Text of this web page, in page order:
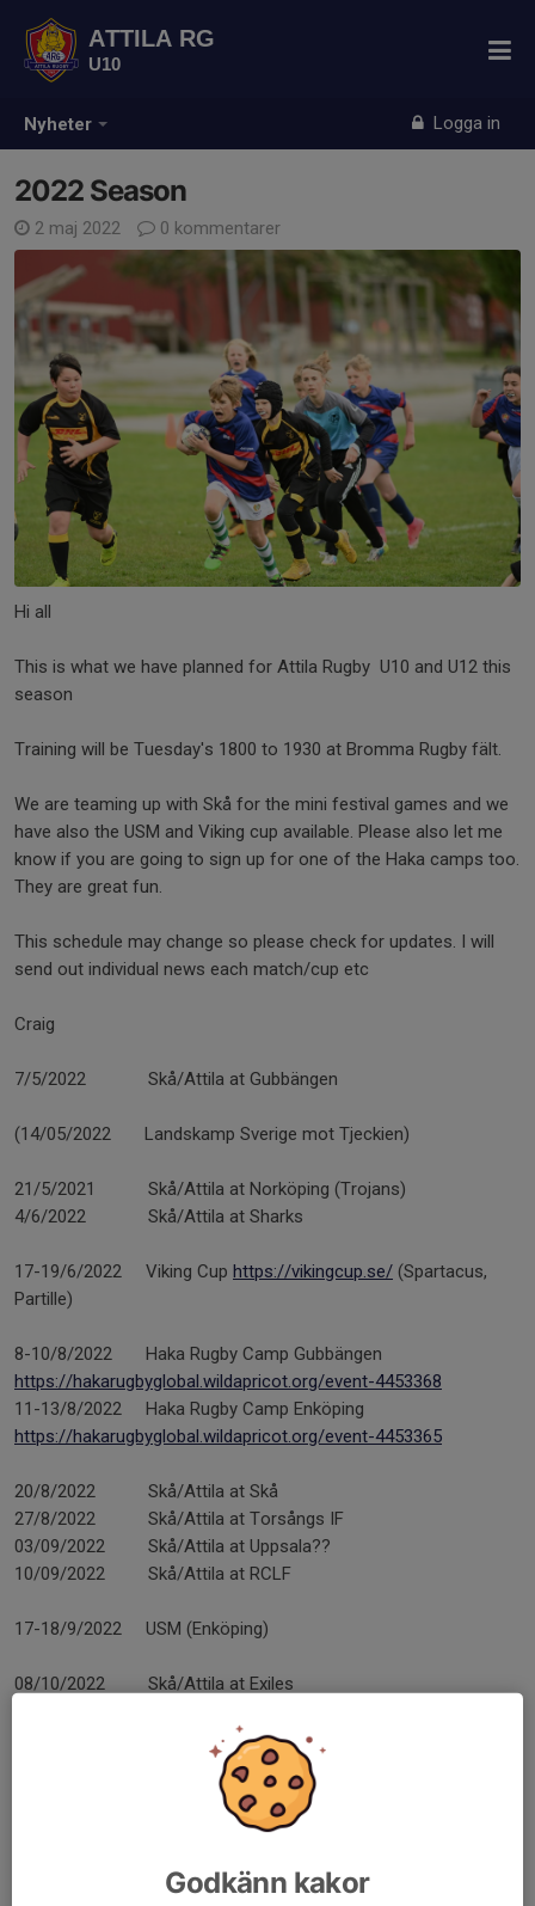
Nyheter Logga in
ATTILA RG
U10
2022 Season
2 maj 2022 0 kommentarer
Hi all
This is what we have planned for Attila Rugby U10 and U12 this
season
Training will be Tuesday's 1800 to 1930 at Bromma Rugby fält.
We are teaming up with Skå for the mini festival games and we
have also the USM and Viking cup available. Please also let me
know if you are going to sign up for one of the Haka camps too.
They are great fun.
This schedule may change so please check for updates. I will
send out individual news each match/cup etc
Craig
7/5/2022 Skå/Attila at Gubbängen
(14/05/2022 Landskamp Sverige mot Tjeckien)
21/5/2021 Skå/Attila at Norköping (Trojans)
4/6/2022 Skå/Attila at Sharks
17-19/6/2022 Viking Cup https://vikingcup.se/ (Spartacus,
Partille)
8-10/8/2022 Haka Rugby Camp Gubbängen
https://hakarugbyglobal.wildapricot.org/event-4453368
11-13/8/2022 Haka Rugby Camp Enköping
https://hakarugbyglobal.wildapricot.org/event-4453365
20/8/2022 Skå/Attila at Skå
27/8/2022 Skå/Attila at Torsångs IF
03/09/2022 Skå/Attila at Uppsala??
10/09/2022 Skå/Attila at RCLF
17-18/9/2022 USM (Enköping)
08/10/2022 Skå/Attila at Exiles
Godkänn kakor